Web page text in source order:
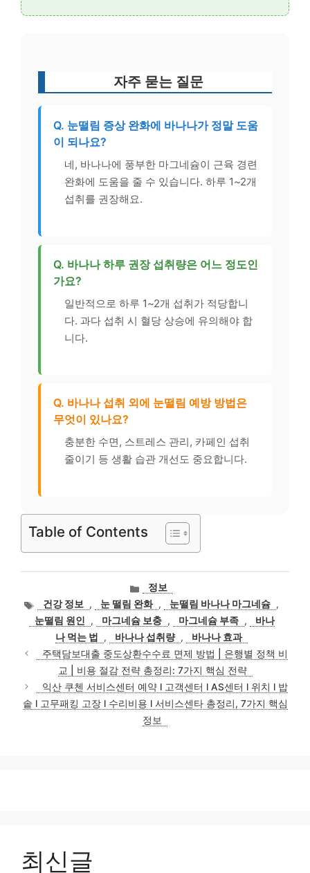
자주 묻는 질문
Q. 눈떨림 증상 완화에 바나나가 정말 도움
이 되나요?
네, 바나나에 풍부한 마그네슘이 근육 경련
완화에 도움을 줄 수 있습니다. 하루 1~2개
섭취를 권장해요.
Q. 바나나 하루 권장 섭취량은 어느 정도인
가요?
일반적으로 하루 1~2개 섭취가 적당합니
다. 과다 섭취 시 혈당 상승에 유의해야 합
니다.
Q. 바나나 섭취 외에 눈떨림 예방 방법은
무엇이 있나요?
충분한 수면, 스트레스 관리, 카페인 섭취
줄이기 등 생활 습관 개선도 중요합니다.
Table of Contents
카
테
고
리
정보
태
그
건강 정보 , 눈 떨림 완화 , 눈떨림 바나나 마그네슘 ,
눈떨림 원인
, 마그네슘 보충 , 마그네슘 부족 ,
바나
나 먹는 법
, 바나나 섭취량 ,
바나나 효과
주택담보대출 중도상환수수료 면제 방법 | 은행별 정책 비
교 | 비용 절감 전략 총정리: 7가지 핵심 전략
익산 쿠첸 서비스센터 예약 l 고객센터 l AS센터 l 위치 l 밥
솥 l 고무패킹 고장 l 수리비용 l 서비스센타 총정리, 7가지 핵심
정보
최신글